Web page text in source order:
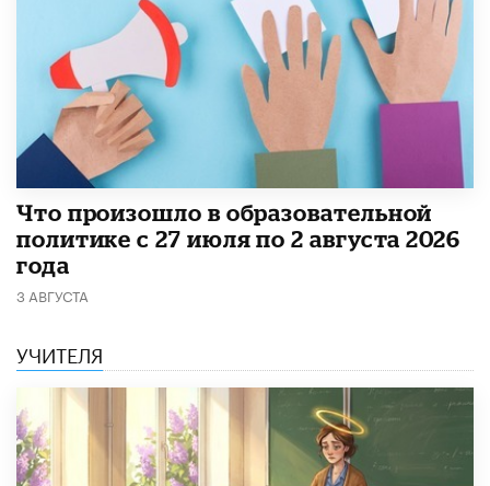
​Что произошло в образовательной
политике с 27 июля по 2 августа 2026
года
3 АВГУСТА
УЧИТЕЛЯ